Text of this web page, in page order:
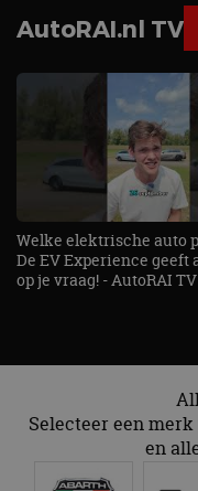
AutoRAI.nl TV
Welke elektrische auto
De EV Experience geeft
op je vraag! - AutoRAI TV
Selecteer een
en
cf_clearance